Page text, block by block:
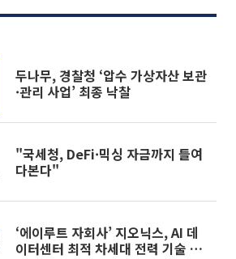
두나무, 경찰청 ‘압수 가상자산 보관
·관리 사업’ 최종 낙찰
"국세청, DeFi·믹싱 자금까지 들여
다본다"
‘에이루트 자회사’ 지오닉스, AI 데
이터센터 최적 차세대 전력 기술 특